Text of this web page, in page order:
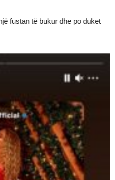
fustan të bukur dhe po duket